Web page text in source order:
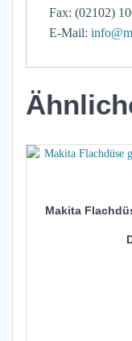
Fax: (02102)
E-Mail:
Makita